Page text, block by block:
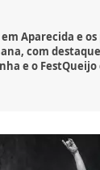
Aparecida e
com
e o FestQueijo